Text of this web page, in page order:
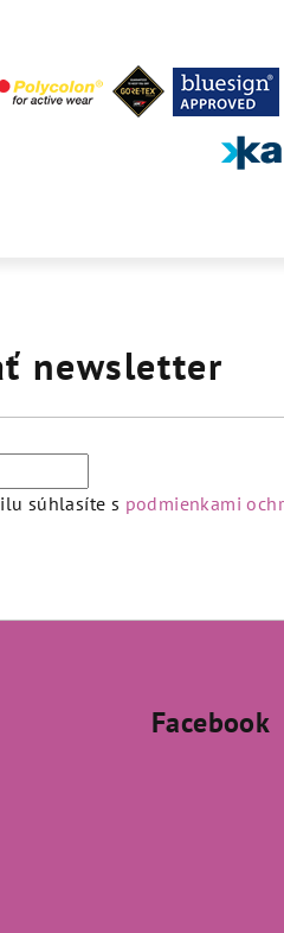
newsletter
súhlasíte s podmienkami
Facebook